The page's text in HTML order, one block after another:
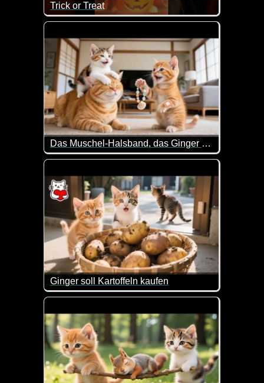
Trick or Treat
Dieser niedlichen Halloween-Katze könnte wohl
Das Muschel-Halsband, das Ginger und MooMoo sorgfältig für MamaCat gemacht haben
Sehr lieb wie die Kätzchen eine Muschelkette für
Ginger soll Kartoffeln kaufen
Ginger kam mit leeren Händen nach Hause,